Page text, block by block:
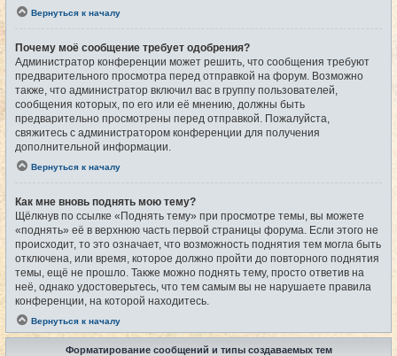
Вернуться к началу
Почему моё сообщение требует одобрения?
Администратор конференции может решить, что сообщения требуют
предварительного просмотра перед отправкой на форум. Возможно
также, что администратор включил вас в группу пользователей,
сообщения которых, по его или её мнению, должны быть
предварительно просмотрены перед отправкой. Пожалуйста,
свяжитесь с администратором конференции для получения
дополнительной информации.
Вернуться к началу
Как мне вновь поднять мою тему?
Щёлкнув по ссылке «Поднять тему» при просмотре темы, вы можете
«поднять» её в верхнюю часть первой страницы форума. Если этого не
происходит, то это означает, что возможность поднятия тем могла быть
отключена, или время, которое должно пройти до повторного поднятия
темы, ещё не прошло. Также можно поднять тему, просто ответив на
неё, однако удостоверьтесь, что тем самым вы не нарушаете правила
конференции, на которой находитесь.
Вернуться к началу
Форматирование сообщений и типы создаваемых тем